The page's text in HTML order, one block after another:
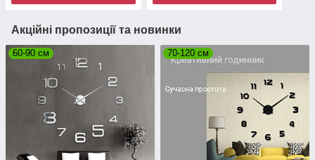
Акційні пропозиції та новинки
60-90 см 70-120 см